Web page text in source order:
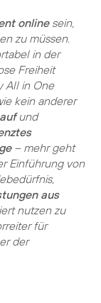
onlinesein,
zu müssen.
in der
Freiheit
All in One
kein anderer
und
– mehr geht
Einführung von
aus
nutzen zu
für
der